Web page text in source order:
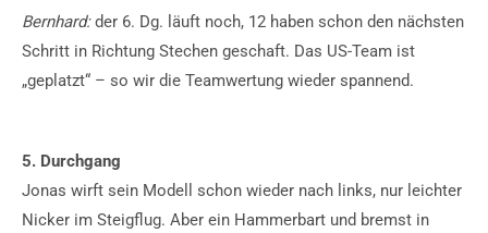
Bernhard:der 6. Dg. läuft noch, 12 haben schon den nächsten
Schritt in Richtung Stechen geschaft. Das US-Team ist
„geplatzt“ – so wir die Teamwertung wieder spannend.
5. Durchgang
Jonas wirft sein Modell schon wieder nach links, nur leichter
Nicker im Steigflug. Aber ein Hammerbart und bremst in